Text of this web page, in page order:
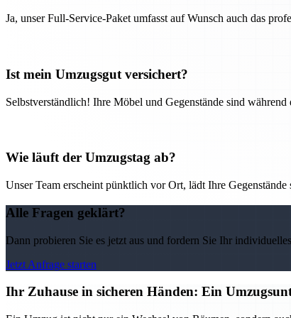
Ja, unser Full-Service-Paket umfasst auf Wunsch auch das
Ist mein Umzugsgut versichert?
Selbstverständlich! Ihre Möbel und Gegenstände sind während
Wie läuft der Umzugstag ab?
Unser Team erscheint pünktlich vor Ort, lädt Ihre
Alle Fragen geklärt?
Dann probieren Sie es jetzt aus und fordern Sie Ihr
Jetzt Anfrage starten
Ihr Zuhause in sicheren Händen: Ein